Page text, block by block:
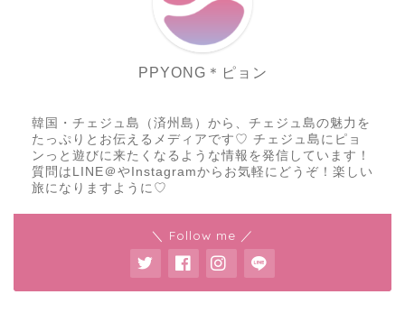
PPYONG＊ピョン
韓国・チェジュ島（済州島）から、チェジュ島の魅力を
たっぷりとお伝えるメディアです♡ チェジュ島にピョ
ンっと遊びに来たくなるような情報を発信しています！
質問はLINE＠やInstagramからお気軽にどうぞ！楽しい
旅になりますように♡
＼ Follow me ／